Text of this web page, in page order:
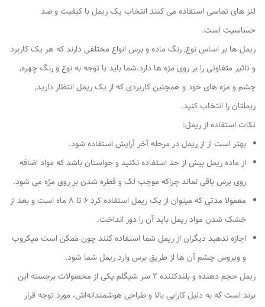
لنز های تماسی استفاده می کنند انتخاب یک ریمل با کیفیت و ضد
حساسیت است.
ریمل ها بر اساس نوع, رنگ ماده و برس انواع مختلفی دارند که هر یک کاربرد
و تاثیر متفاوتی را بر روی مژه ها دارد.شما باید با توجه به نوع و رنگ چهره,
چشم و مژه های خود و همچنین کاربردی که از یک ریمل انتظار دارید,
ریملتان را انتخاب کنید.
نکات استفاده از ریمل:
بهتر است از از ریمل در مرحله آخر آرایش استفاده شود.
از ماده ریمل بیش از حد استفاده نکنید و حواستان باشد که مواد اضافه
روی برس باقی نماند چراکه موجب لک و قطره شدن بر روی مژه می شود.
معمولا مدتی که میتوان از یک ریمل استفاده کرد 6 تا 8 ماه است و بعد از
خشک شدن مواد ریمل باید آن را دور انداخت.
اجازه ندهید دیگران از ریمل شما استفاده کنند چون ممکن است میکروب
و ویروس چشم آن ها از طریق برس وارد ریمل شما شود.
ریمل حجم دهنده و بلندکننده 2 سر شیگلم یکی از محصولات برجسته این
برند است که به دلیل کارایی بالا و طراحی هوشمندانه‌اش، مورد توجه قرار